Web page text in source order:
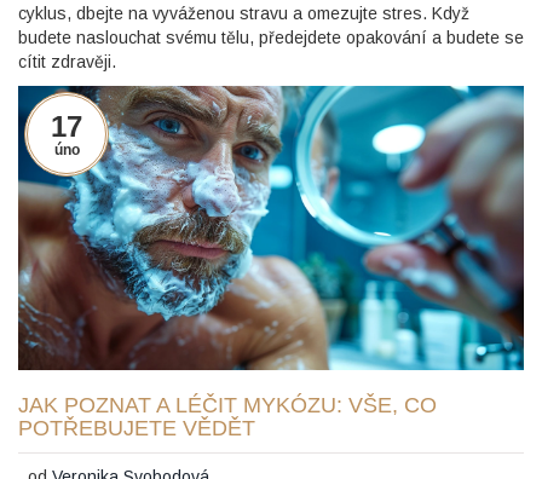
cyklus, dbejte na vyváženou stravu a omezujte stres. Když
budete naslouchat svému tělu, předejdete opakování a budete se
cítit zdravěji.
17
úno
JAK POZNAT A LÉČIT MYKÓZU: VŠE, CO
POTŘEBUJETE VĚDĚT